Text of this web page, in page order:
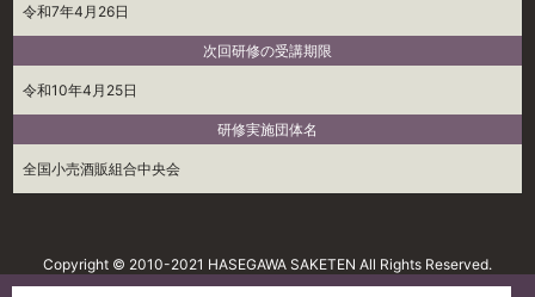
令和7年4月26日
次回研修の受講期限
令和10年4月25日
研修実施団体名
全国小売酒販組合中央会
Copyright © 2010-2021 HASEGAWA SAKETEN All Rights Reserved.